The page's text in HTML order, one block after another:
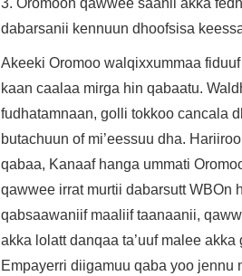
3. Oromoon qawwee saanii akka
dabarsanii kennuun dhoofsisa
Akeeki Oromoo walqixxummaa
kaan caalaa mirga hin qabaatu.
fudhatamnaan, golli tokkoo cancala
butachuun of mi’eessuu dha.
qabaa, Kanaaf hanga ummati
qawwee irrat murtii dabarsutt WBOn
qabsaawaniif maaliif taanaanii,
akka lolatt danqaa ta’uuf malee
Empayerri diigamuu qaba yoo jennu